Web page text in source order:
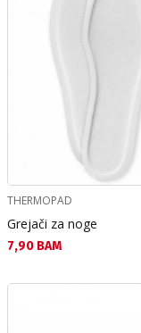
THERMOPAD
Grejači za noge
Текуща цена:
7,90 BAM